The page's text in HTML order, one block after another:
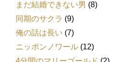
まだ結婚できない男 (8)
同期のサクラ (9)
俺の話は長い (7)
ニッポンノワール (12)